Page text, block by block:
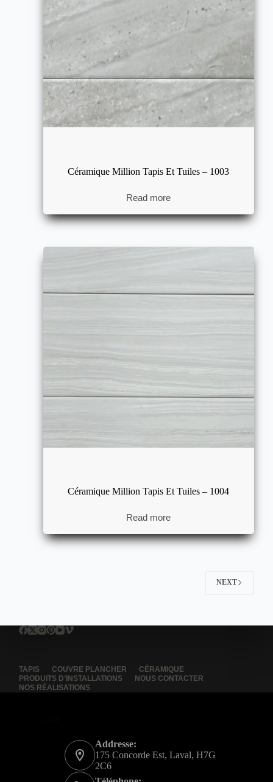
Céramique Million Tapis Et Tuiles – 1003
Read more
Céramique Million Tapis Et Tuiles – 1004
Read more
NEXT
TAPIS COUVRE PLANCHER
CÉRAMIQUE
PRODUITS D’INSTALLATIONS
NOUS CONTACTER
NOS RÉALISATIONS
Addresse:
175 Concorde Est, Laval, H7G
2C6